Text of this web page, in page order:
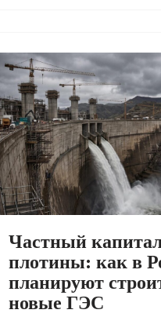
Частный
плотины: как в
планируют
новые ГЭС